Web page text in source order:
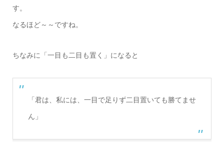
す。
なるほど～～ですね。
ちなみに「一目も二目も置く」になると
「君は、私には、一目で足りず二目置いても勝てませ
ん」